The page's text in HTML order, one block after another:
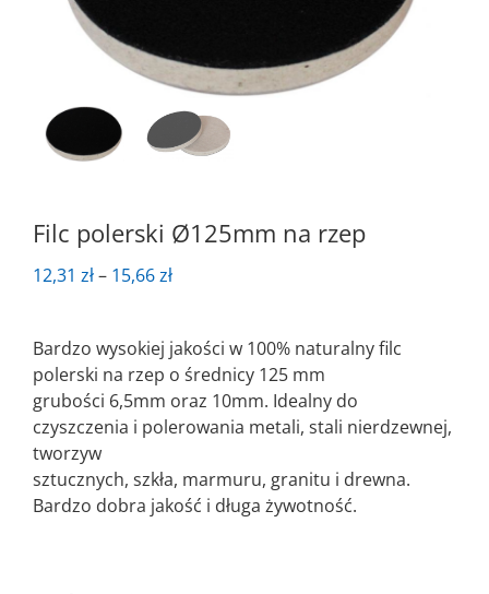
Filc polerski Ø125mm na rzep
12,31 zł– 15,66złZakres
12,31 zł
do
15,66 zł
Bardzo wysokiej jakości w 100% naturalny filc
polerski na rzep o średnicy 125 mm
grubości 6,5mm oraz 10mm. Idealny do
czyszczenia i polerowania metali, stali nierdzewnej,
tworzyw
sztucznych, szkła, marmuru, granitu i drewna.
Bardzo dobra jakość i długa żywotność.